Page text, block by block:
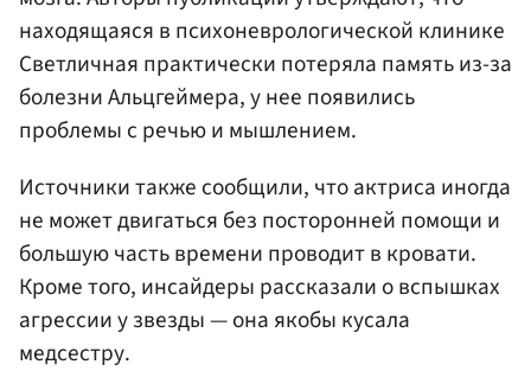
находящаяся в психоневрологической клинике
Светличная практически потеряла память из-за
болезни Альцгеймера, у нее появились
проблемы с речью и мышлением.
Источники также сообщили, что актриса иногда
не может двигаться без посторонней помощи и
большую часть времени проводит в кровати.
Кроме того, инсайдеры рассказали о вспышках
агрессии у звезды — она якобы кусала
медсестру.